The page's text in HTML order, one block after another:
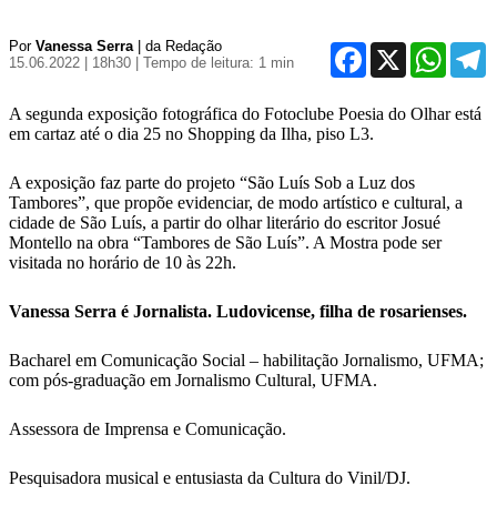
Por Vanessa Serra| da Redação
15.06.2022 | 18h30
| Tempo de leitura: 1 min
Facebook
X
A segunda exposição fotográfica do Fotoclube Poesia do Olhar está
em cartaz até o dia 25 no Shopping da Ilha, piso L3.
A exposição faz parte do projeto “São Luís Sob a Luz dos
Tambores”, que propõe evidenciar, de modo artístico e cultural, a
cidade de São Luís, a partir do olhar literário do escritor Josué
Montello na obra “Tambores de São Luís”. A Mostra pode ser
visitada no horário de 10 às 22h.
Vanessa Serra é Jornalista. Ludovicense, filha de rosarienses.
Bacharel em Comunicação Social – habilitação Jornalismo, UFMA;
com pós-graduação em Jornalismo Cultural, UFMA.
Assessora de Imprensa e Comunicação.
Pesquisadora musical e entusiasta da Cultura do Vinil/DJ.